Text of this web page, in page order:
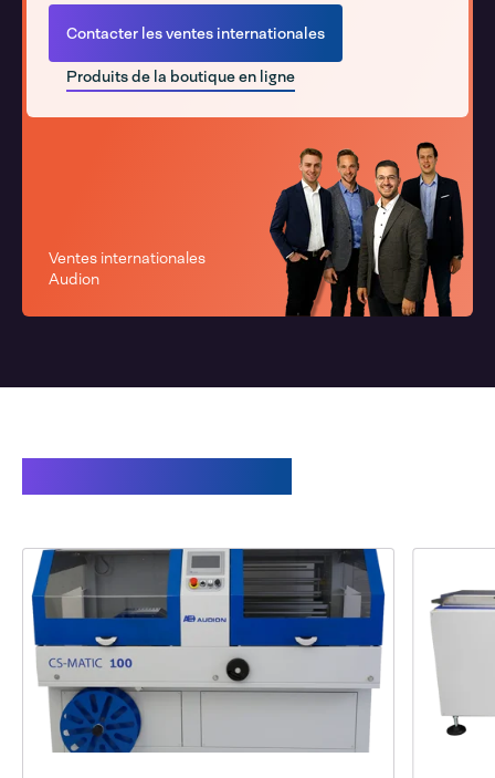
Contacter les ventes internationales
Produits de la boutique en ligne
Ventes internationales
Audion